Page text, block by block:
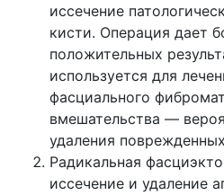
иссечение
кисти. Операция дает
положительных
используется для
фасциального
вмешательства —
удаления
Радикальная
иссечение и удаление